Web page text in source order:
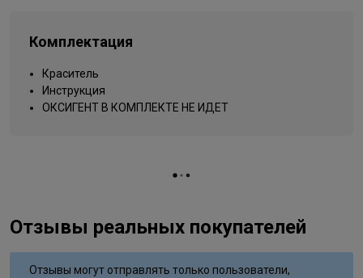
Упаковка товара
Комплектация
Краситель
Инструкция
ОКСИГЕНТ В КОМПЛЕКТЕ НЕ ИДЕТ
Отзывы реальных покупателей
Отзывы могут отправлять только пользователи,